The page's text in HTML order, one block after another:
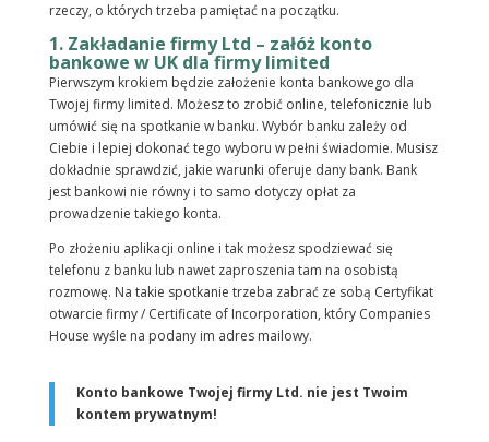
rzeczy, o których trzeba pamiętać na początku.
1. Zakładanie firmy Ltd – załóż konto
bankowe w UK dla firmy limited
Pierwszym krokiem będzie założenie konta bankowego dla
Twojej firmy limited. Możesz to zrobić online, telefonicznie lub
umówić się na spotkanie w banku. Wybór banku zależy od
Ciebie i lepiej dokonać tego wyboru w pełni świadomie. Musisz
dokładnie sprawdzić, jakie warunki oferuje dany bank. Bank
jest bankowi nie równy i to samo dotyczy opłat za
prowadzenie takiego konta.
Po złożeniu aplikacji online i tak możesz spodziewać się
telefonu z banku lub nawet zaproszenia tam na osobistą
rozmowę. Na takie spotkanie trzeba zabrać ze sobą Certyfikat
otwarcie firmy / Certificate of Incorporation, który Companies
House wyśle na podany im adres mailowy.
Konto bankowe Twojej firmy Ltd. nie jest Twoim
kontem prywatnym!